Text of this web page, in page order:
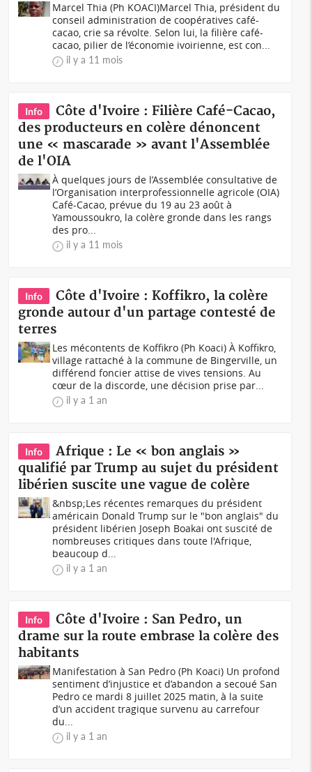
Marcel Thia (Ph KOACI)Marcel Thia, président du
conseil administration de coopératives café-
cacao, crie sa révolte. Selon lui, la filière café-
cacao, pilier de l’économie ivoirienne, est con...
il y a 11 mois
Info
Côte d'Ivoire : Filière Café-Cacao,
des producteurs en colère dénoncent
une « mascarade » avant l'Assemblée
de l'OIA
À quelques jours de l’Assemblée consultative de
l’Organisation interprofessionnelle agricole (OIA)
Café-Cacao, prévue du 19 au 23 août à
Yamoussoukro, la colère gronde dans les rangs
des pro...
il y a 11 mois
Info
Côte d'Ivoire : Koffikro, la colère
gronde autour d'un partage contesté de
terres
Les mécontents de Koffikro (Ph Koaci) À Koffikro,
village rattaché à la commune de Bingerville, un
différend foncier attise de vives tensions. Au
cœur de la discorde, une décision prise par...
il y a 1 an
Info
Afrique : Le « bon anglais »
qualifié par Trump au sujet du président
libérien suscite une vague de colère
&nbsp;Les récentes remarques du président
américain Donald Trump sur le "bon anglais" du
président libérien Joseph Boakai ont suscité de
nombreuses critiques dans toute l'Afrique,
beaucoup d...
il y a 1 an
Info
Côte d'Ivoire : San Pedro, un
drame sur la route embrase la colère des
habitants
Manifestation à San Pedro (Ph Koaci) Un profond
sentiment d’injustice et d’abandon a secoué San
Pedro ce mardi 8 juillet 2025 matin, à la suite
d’un accident tragique survenu au carrefour
du...
il y a 1 an